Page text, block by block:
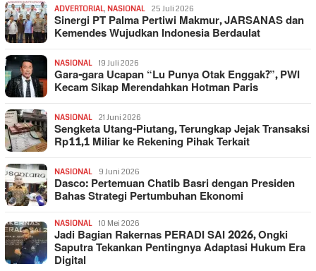
ADVERTORIAL, NASIONAL 25 Juli 2026
Sinergi PT Palma Pertiwi Makmur, JARSANAS dan
Kemendes Wujudkan Indonesia Berdaulat
NASIONAL 19 Juli 2026
Gara-gara Ucapan “Lu Punya Otak Enggak?”, PWI
Kecam Sikap Merendahkan Hotman Paris
NASIONAL 21 Juni 2026
Sengketa Utang-Piutang, Terungkap Jejak Transaksi
Rp11,1 Miliar ke Rekening Pihak Terkait
NASIONAL 9 Juni 2026
Dasco: Pertemuan Chatib Basri dengan Presiden
Bahas Strategi Pertumbuhan Ekonomi
NASIONAL 10 Mei 2026
Jadi Bagian Rakernas PERADI SAI 2026, Ongki
Saputra Tekankan Pentingnya Adaptasi Hukum Era
Digital